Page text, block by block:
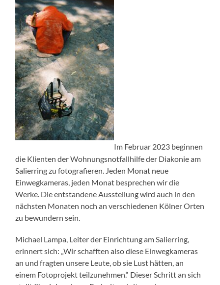
Im Februar 2023 beginnen
die Klienten der Wohnungsnotfallhilfe der Diakonie am
Salierring zu fotografieren. Jeden Monat neue
Einwegkameras, jeden Monat besprechen wir die
Werke. Die entstandene Ausstellung wird auch in den
nächsten Monaten noch an verschiedenen Kölner Orten
zu bewundern sein.
Michael Lampa, Leiter der Einrichtung am Salierring,
erinnert sich: „Wir schafften also diese Einwegkameras
an und fragten unsere Leute, ob sie Lust hätten, an
einem Fotoprojekt teilzunehmen.“ Dieser Schritt an sich